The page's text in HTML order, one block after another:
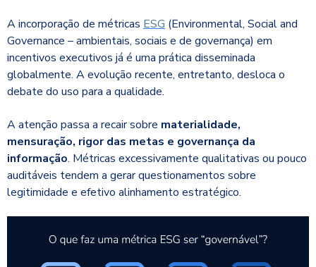
A incorporação de métricas ESG (Environmental, Social and
Governance – ambientais, sociais e de governança) em
incentivos executivos já é uma prática disseminada
globalmente. A evolução recente, entretanto, desloca o
debate do uso para a qualidade.
A atenção passa a recair sobre materialidade,
mensuração, rigor das metas e governança da
informação. Métricas excessivamente qualitativas ou pouco
auditáveis tendem a gerar questionamentos sobre
legitimidade e efetivo alinhamento estratégico.